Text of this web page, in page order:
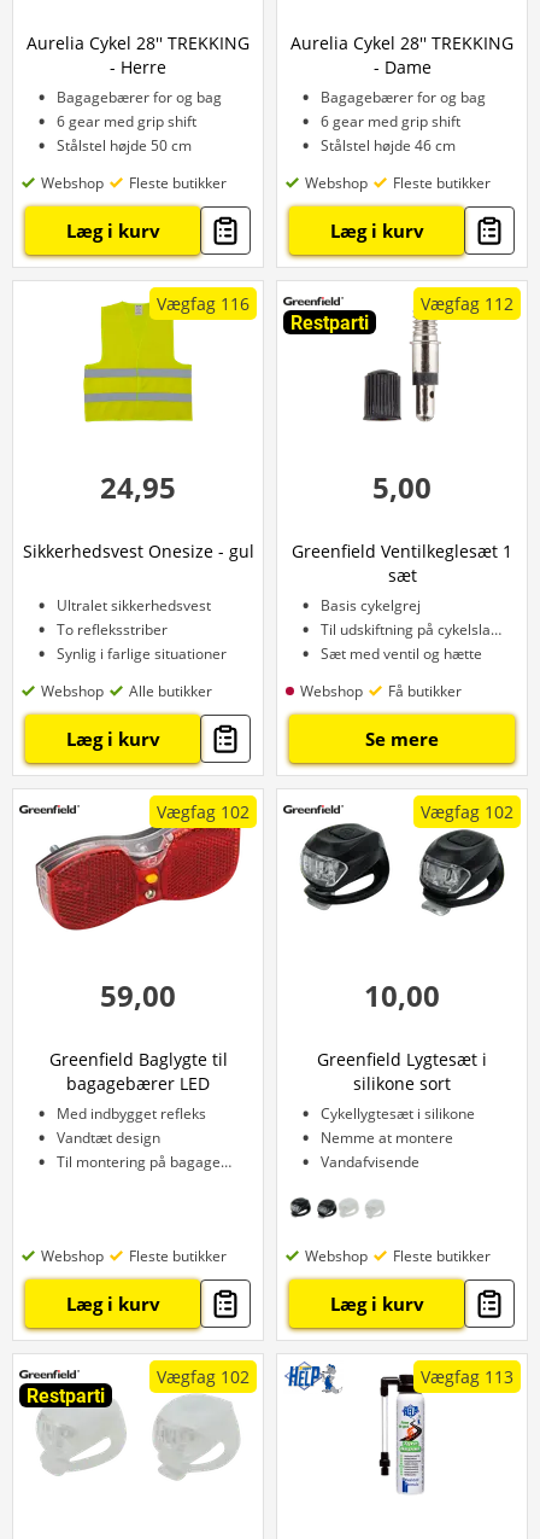
Aurelia Cykel 28'' TREKKING
- Herre
Bagagebærer for og bag
6 gear med grip shift
Stålstel højde 50 cm
Webshop
Fleste butikker
Læg i kurv
Aurelia Cykel 28'' TREKKING
- Dame
Bagagebærer for og bag
6 gear med grip shift
Stålstel højde 46 cm
Webshop
Fleste butikker
Læg i kurv
Vægfag 116
24,95
Sikkerhedsvest Onesize - gul
Ultralet sikkerhedsvest
To refleksstriber
Synlig i farlige situationer
Webshop
Alle butikker
Læg i kurv
Restparti
Vægfag 112
5,00
Greenfield Ventilkeglesæt 1
sæt
Basis cykelgrej
Til udskiftning på cykelslange
Sæt med ventil og hætte
Webshop
Få butikker
Se mere
Vægfag 102
59,00
Greenfield Baglygte til
bagagebærer LED
Med indbygget refleks
Vandtæt design
Til montering på bagagebærer
Webshop Fleste butikker
Læg i kurv
Vægfag 102
10,00
Greenfield Lygtesæt i
silikone sort
Cykellygtesæt i silikone
Nemme at montere
Vandafvisende
Webshop Fleste butikker
Læg i kurv
Restparti
Vægfag 102 Vægfag 113